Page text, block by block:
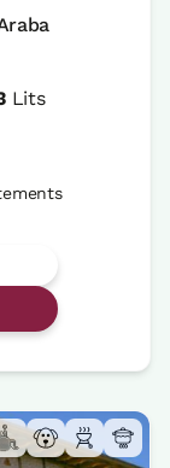
Lits